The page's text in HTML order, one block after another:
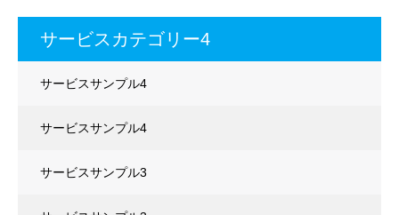
サービスカテゴリー4
サービスサンプル4
サービスサンプル4
サービスサンプル3